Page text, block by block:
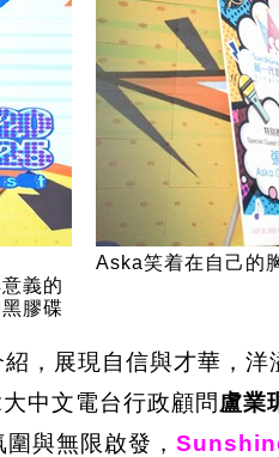
義的
膠碟
Aska笑着在自己的
展現自信與才華，洋
中文電台行政顧問 盧業
與無限啟發，